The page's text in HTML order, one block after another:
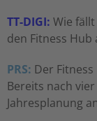
TT-DIGI: Wie
den Fitness Hub
PRS: Der
Bereits nach
Jahresplanung